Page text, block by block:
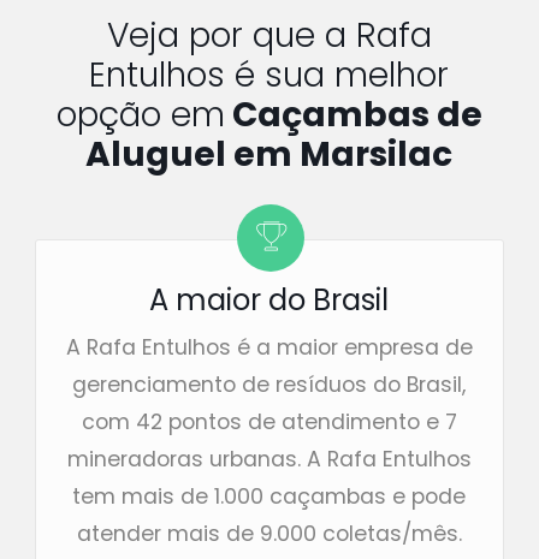
Veja por que a Rafa
Entulhos é sua melhor
opção em Caçambas de
Aluguel em Marsilac
A maior do Brasil
A Rafa Entulhos é a maior empresa de
gerenciamento de resíduos do Brasil,
com 42 pontos de atendimento e 7
mineradoras urbanas. A Rafa Entulhos
tem mais de 1.000 caçambas e pode
atender mais de 9.000 coletas/mês.